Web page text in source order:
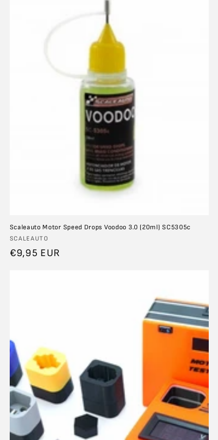
Scaleauto Motor Speed Drops Voodoo 3.0 (20ml) SC5305c
Anbieter:
SCALEAUTO
Normaler
€9,95 EUR